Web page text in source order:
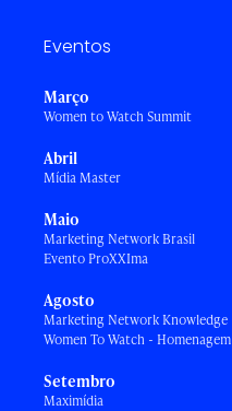
Eventos
Março
Women to Watch Summit
Abril
Mídia Master
Maio
Marketing Network Brasil
Evento ProXXIma
Agosto
Marketing Network Knowledge
Women To Watch - Homenagem
Setembro
Maximídia